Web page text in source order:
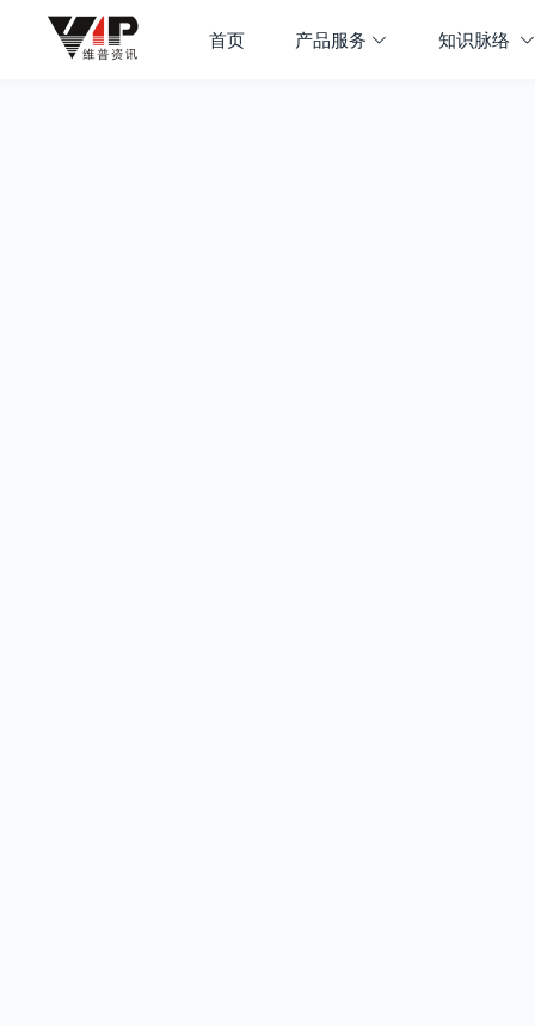
首页 产品服务 知识脉络